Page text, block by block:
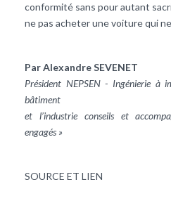
conformité sans pour autant
ne pas acheter une voiture qui
Par Alexandre SEVENET
Président NEPSEN - Ingénierie à
bâtiment
et l’industrie conseils et
engagés »
SOURCE ET LIEN